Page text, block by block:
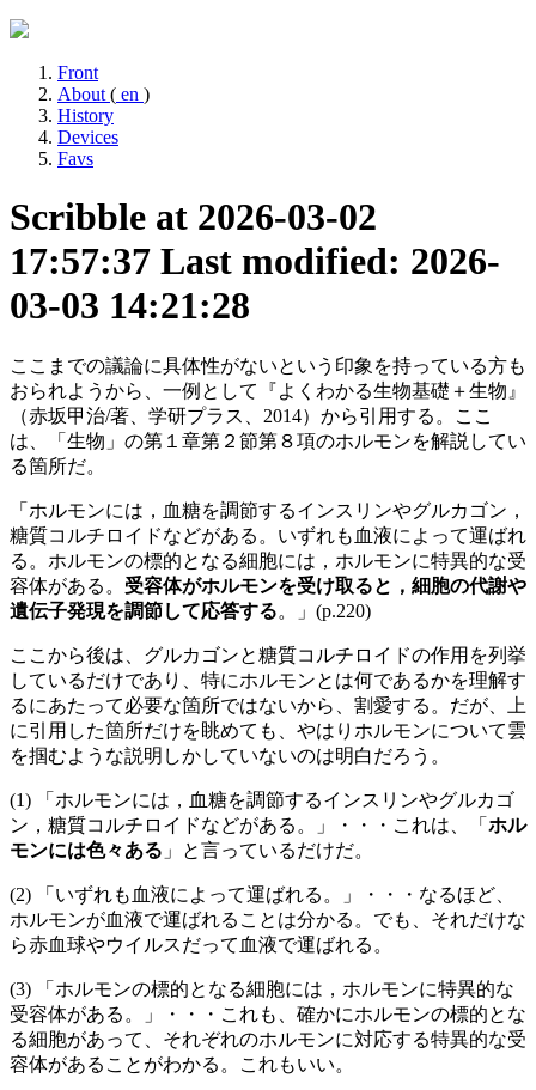
Front
About ( en )
History
Devices
Favs
Scribble at 2026-03-02
17:57:37 Last modified: 2026-
03-03 14:21:28
ここまでの議論に具体性がないという印象を持っている方も
おられようから、一例として『よくわかる生物基礎＋生物』
（赤坂甲治/著、学研プラス、2014）から引用する。ここ
は、「生物」の第１章第２節第８項のホルモンを解説してい
る箇所だ。
「ホルモンには，血糖を調節するインスリンやグルカゴン，
糖質コルチロイドなどがある。いずれも血液によって運ばれ
る。ホルモンの標的となる細胞には，ホルモンに特異的な受
容体がある。 受容体がホルモンを受け取ると，細胞の代謝や
遺伝子発現を調節して応答する。」(p.220)
ここから後は、グルカゴンと糖質コルチロイドの作用を列挙
しているだけであり、特にホルモンとは何であるかを理解す
るにあたって必要な箇所ではないから、割愛する。だが、上
に引用した箇所だけを眺めても、やはりホルモンについて雲
を掴むような説明しかしていないのは明白だろう。
(1) 「ホルモンには，血糖を調節するインスリンやグルカゴ
ン，糖質コルチロイドなどがある。」・・・これは、「 ホル
モンには色々ある 」と言っているだけだ。
(2) 「いずれも血液によって運ばれる。」・・・なるほど、
ホルモンが血液で運ばれることは分かる。でも、それだけな
ら赤血球やウイルスだって血液で運ばれる。
(3) 「ホルモンの標的となる細胞には，ホルモンに特異的な
受容体がある。」・・・これも、確かにホルモンの標的とな
る細胞があって、それぞれのホルモンに対応する特異的な受
容体があることがわかる。これもいい。